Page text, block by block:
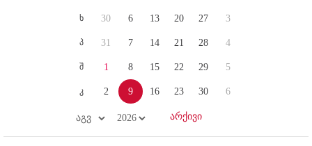
ხ
პ
შ
კ
30
31
1
2
6
7
8
9
13
14
15
16
20
21
22
23
27
28
29
30
3
4
5
6